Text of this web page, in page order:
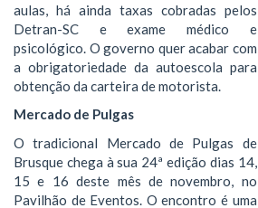
aulas, há ainda taxas cobradas pelos
Detran-SC e exame médico e
psicológico. O governo quer acabar com
a obrigatoriedade da autoescola para
obtenção da carteira de motorista.
Mercado de Pulgas
O tradicional Mercado de Pulgas de
Brusque chega à sua 24ª edição dias 14,
15 e 16 deste mês de novembro, no
Pavilhão de Eventos. O encontro é uma